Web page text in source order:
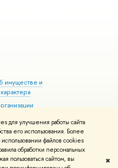
для улучшения работы сайта
его использования. Более
файлов cookies
обработки персональных
пользоваться сайтом, вы
✖
имуществе и
здоровья